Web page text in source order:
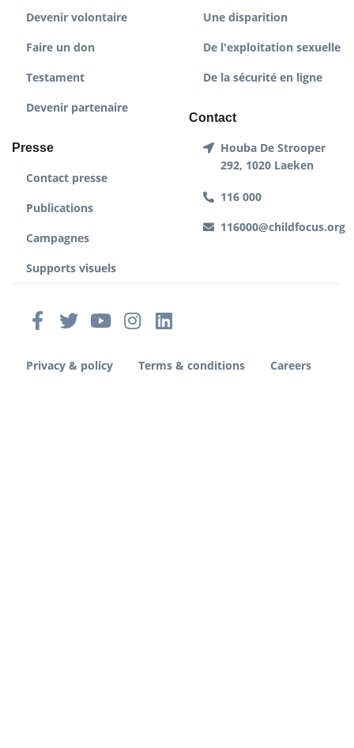
Devenir volontaire
Faire un don
Testament
Devenir partenaire
Presse
Contact presse
Publications
Campagnes
Supports visuels
Une disparition
De l'exploitation sexuelle
De la sécurité en ligne
Contact
Houba De Strooper
292, 1020 Laeken
116 000
116000@childfocus.org
Privacy & policy Terms & conditions Careers